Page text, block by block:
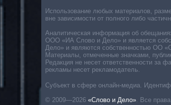
Субъект в сфере онлайн-медиа.
© 2009—2026 «Слово и Дело»
Все
Использование любых материалов,
вне зависимости от полного либо
Аналитическая информация об
ООО «ИА Слово и Дело» и является
Дело» и являются собственностью ОО
Материалы, отмеченные значками,
Редакция не несет ответственности за
рекламы несет рекламодатель.